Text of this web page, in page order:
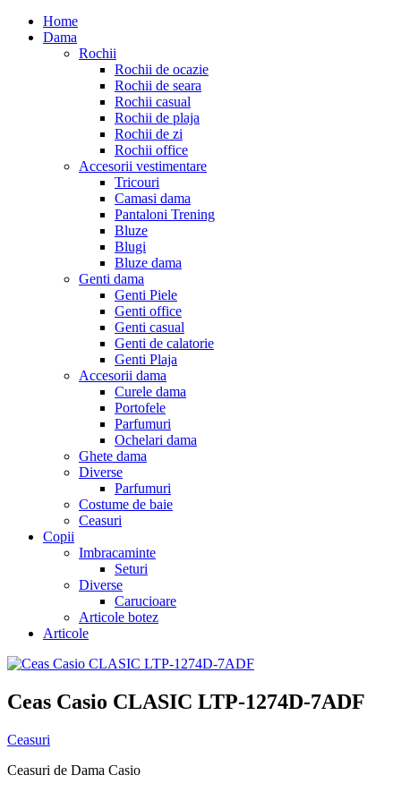
Home
Dama
Rochii
Rochii de ocazie
Rochii de seara
Rochii casual
Rochii de plaja
Rochii de zi
Rochii office
Accesorii vestimentare
Tricouri
Camasi dama
Pantaloni Trening
Bluze
Blugi
Bluze dama
Genti dama
Genti Piele
Genti office
Genti casual
Genti de calatorie
Genti Plaja
Accesorii dama
Curele dama
Portofele
Parfumuri
Ochelari dama
Ghete dama
Diverse
Parfumuri
Costume de baie
Ceasuri
Copii
Imbracaminte
Seturi
Diverse
Carucioare
Articole botez
Articole
Ceas Casio CLASIC LTP-1274D-7ADF
Ceasuri
Ceasuri de Dama Casio